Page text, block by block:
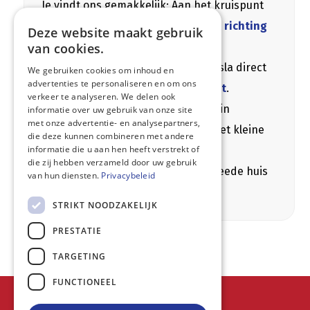
Je vindt ons gemakkelijk: Aan het kruispunt
Brielken
neem je de
Schoonstraat richting
Belzele.
Rij onder het treinviaduct door en sla direct
linksaf in deAugust Debbautstraat.
Volg deze tot het einde, galinksaf
in
Boordekens, en rijd door tot aan het kleine
rondpunt.
Ons kantoor bevindt zich in het tweede huis
© MG Travel
Deze website maakt gebruik
van cookies.
We gebruiken cookies om inhoud en
advertenties te personaliseren en om ons
verkeer te analyseren. We delen ook
informatie over uw gebruik van onze site
met onze advertentie- en analysepartners,
die deze kunnen combineren met andere
informatie die u aan hen heeft verstrekt of
die zij hebben verzameld door uw gebruik
van hun diensten. Privacybeleid
STRIKT NOODZAKELIJK
PRESTATIE
TARGETING
FUNCTIONEEL